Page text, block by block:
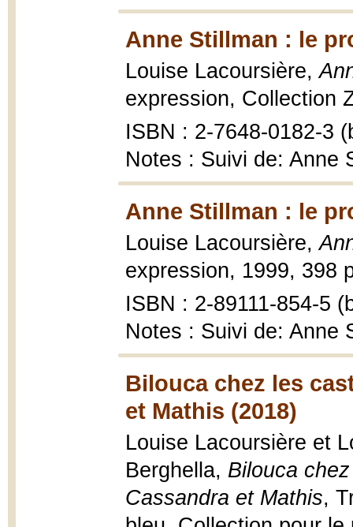
Anne Stillman : le
Louise Lacoursière,
expression, Collection
ISBN : 2-7648-0182-3
Notes : Suivi de: Anne
Anne Stillman : le
Louise Lacoursière,
expression, 1999, 398
ISBN : 2-89111-854-5
Notes : Suivi de: Anne
Bilouca chez les
et Mathis (2018)
Louise Lacoursière et
Berghella, Bilouca
Cassandra et Mathis,